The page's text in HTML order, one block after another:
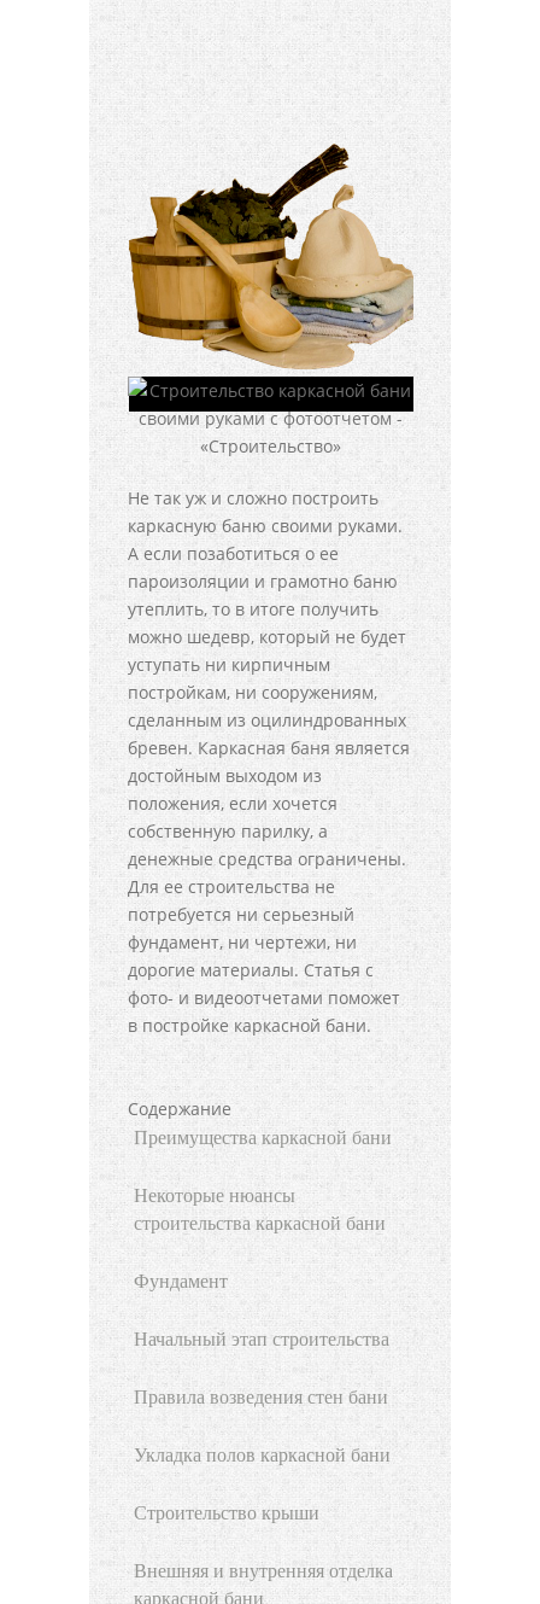
Не так уж и сложно построить
каркасную баню своими руками.
А если позаботиться о ее
пароизоляции и грамотно баню
утеплить, то в итоге получить
можно шедевр, который не будет
уступать ни кирпичным
постройкам, ни сооружениям,
сделанным из оцилиндрованных
бревен. Каркасная баня является
достойным выходом из
положения, если хочется
собственную парилку, а
денежные средства ограничены.
Для ее строительства не
потребуется ни серьезный
фундамент, ни чертежи, ни
дорогие материалы. Статья с
фото- и видеоотчетами поможет
в постройке каркасной бани.
Содержание
Преимущества каркасной бани
Некоторые нюансы
строительства каркасной бани
Фундамент
Начальный этап строительства
Правила возведения стен бани
Укладка полов каркасной бани
Строительство крыши
Внешняя и внутренняя отделка
каркасной бани